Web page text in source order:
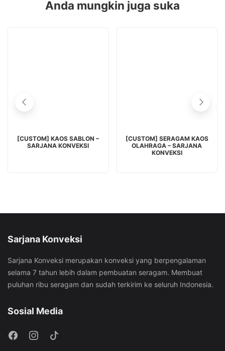
Anda mungkin juga suka
BACA SELENGKAPNYA
[CUSTOM] KAOS SABLON –
SARJANA KONVEKSI
BACA SELENGKAPNYA
[CUSTOM] SERAGAM KAOS
OLAHRAGA – SARJANA
KONVEKSI
Sarjana Konveksi
Sarjana Konveksi merupakan konveksi yang berpengalaman
selama 7 tahun lebih dalam pembuatan seragam. Membuat
puluhan ribu seragam dan sudah terkirim ke seluruh Indonesia.
Sosial Media